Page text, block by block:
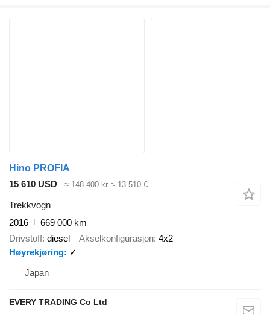
Hino PROFIA
15 610 USD
≈ 148 400 kr ≈ 13 510 €
Trekkvogn
2016
669 000 km
Drivstoff diesel Akselkonfigurasjon 4x2
Høyrekjøring
✓
Japan
EVERY TRADING Co Ltd